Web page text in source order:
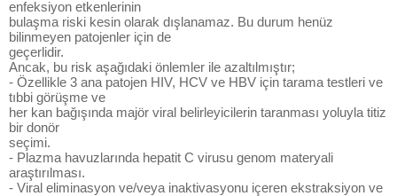
enfeksiyon etkenlerinin
bulaşma riski kesin olarak dışlanamaz. Bu durum henüz
bilinmeyen patojenler için de
geçerlidir.
Ancak, bu risk aşağıdaki önlemler ile azaltılmıştır;
- Özellikle 3 ana patojen HIV, HCV ve HBV için tarama testleri ve
tıbbi görüşme ve
her kan bağışında majör viral belirleyicilerin taranması yoluyla titiz
bir donör
seçimi.
- Plazma havuzlarında hepatit C virusu genom materyali
araştırılması.
- Viral eliminasyon ve/veya inaktivasyonu içeren ekstraksiyon ve